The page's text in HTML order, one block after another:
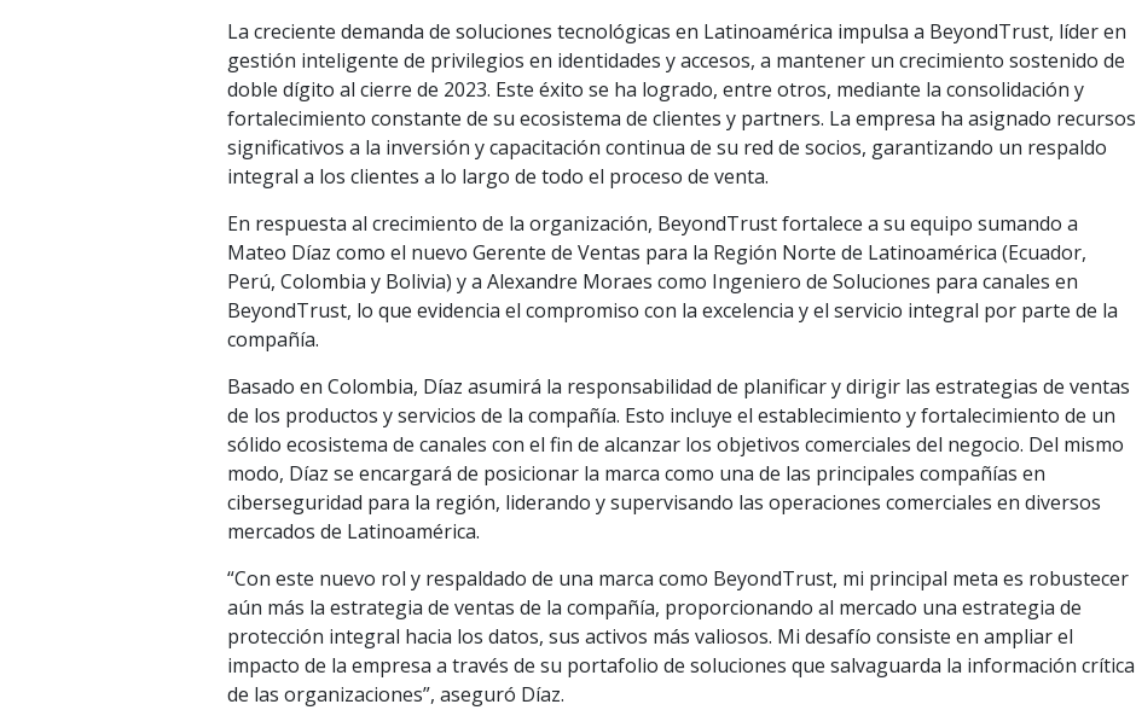
La creciente demanda de soluciones tecnológicas en Latinoamérica impulsa a BeyondTrust, líder en
gestión inteligente de privilegios en identidades y accesos, a mantener un crecimiento sostenido de
doble dígito al cierre de 2023. Este éxito se ha logrado, entre otros, mediante la consolidación y
fortalecimiento constante de su ecosistema de clientes y partners. La empresa ha asignado recursos
significativos a la inversión y capacitación continua de su red de socios, garantizando un respaldo
integral a los clientes a lo largo de todo el proceso de venta.
En respuesta al crecimiento de la organización, BeyondTrust fortalece a su equipo sumando a
Mateo Díaz como el nuevo Gerente de Ventas para la Región Norte de Latinoamérica (Ecuador,
Perú, Colombia y Bolivia) y a Alexandre Moraes como Ingeniero de Soluciones para canales en
BeyondTrust, lo que evidencia el compromiso con la excelencia y el servicio integral por parte de la
compañía.
Basado en Colombia, Díaz asumirá la responsabilidad de planificar y dirigir las estrategias de ventas
de los productos y servicios de la compañía. Esto incluye el establecimiento y fortalecimiento de un
sólido ecosistema de canales con el fin de alcanzar los objetivos comerciales del negocio. Del mismo
modo, Díaz se encargará de posicionar la marca como una de las principales compañías en
ciberseguridad para la región, liderando y supervisando las operaciones comerciales en diversos
mercados de Latinoamérica.
“Con este nuevo rol y respaldado de una marca como BeyondTrust, mi principal meta es robustecer
aún más la estrategia de ventas de la compañía, proporcionando al mercado una estrategia de
protección integral hacia los datos, sus activos más valiosos. Mi desafío consiste en ampliar el
impacto de la empresa a través de su portafolio de soluciones que salvaguarda la información crítica
de las organizaciones”, aseguró Díaz.